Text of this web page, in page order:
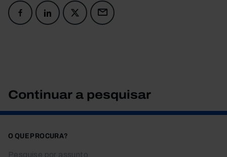
Continuar a pesquisar
O QUE PROCURA?